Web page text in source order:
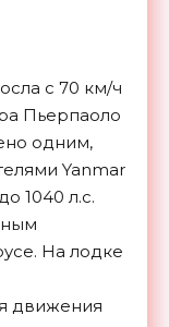
с 70 км/ч
Пьерпаоло
одним,
Yanmar
1040 л.с.
На лодке
движения